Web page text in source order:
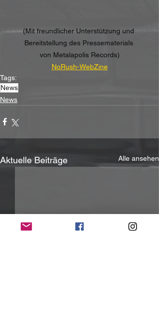
(Mit freundlicher Unterstützung und
Bereitstellung des Pressematerials
von Metalapolis Records)
NoRush-WebZine
Tags:
News
News
Aktuelle Beiträge Alle ansehen